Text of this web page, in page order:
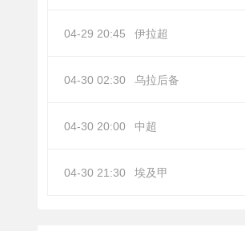
04-29 20:45 伊拉超
04-30 02:30 乌拉后备
04-30 20:00 中超
04-30 21:30 埃及甲